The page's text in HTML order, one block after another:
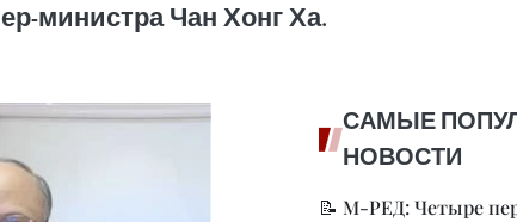
министра Чан Хонг Ха.
САМЫЕ
НОВОСТИ
📝 М-РЕД: Четыре